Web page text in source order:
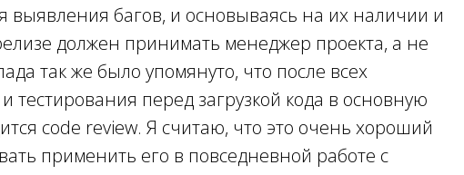
выявления багов, и основываясь на их наличии и
должен принимать менеджер проекта, а не
так же было упомянуто, что после всех
тестирования перед загрузкой кода в основную
code review. Я считаю, что это очень хороший
применить его в повседневной работе с